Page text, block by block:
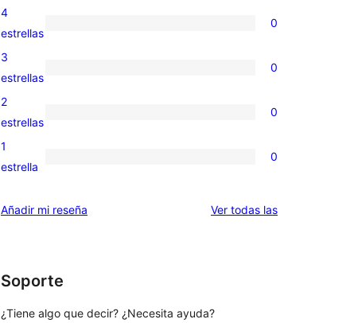
valoración
de
0
valoraciones
de
4
estrellas
0
0
valoraciones
de
3
estrellas
0
0
valoraciones
de
estrellas
2
estrellas
0
0
de
1
estrella
0
Añadir mi reseña Ver todas lasvaloraciones
Soporte
¿Tiene algo que decir? ¿Necesita ayuda?